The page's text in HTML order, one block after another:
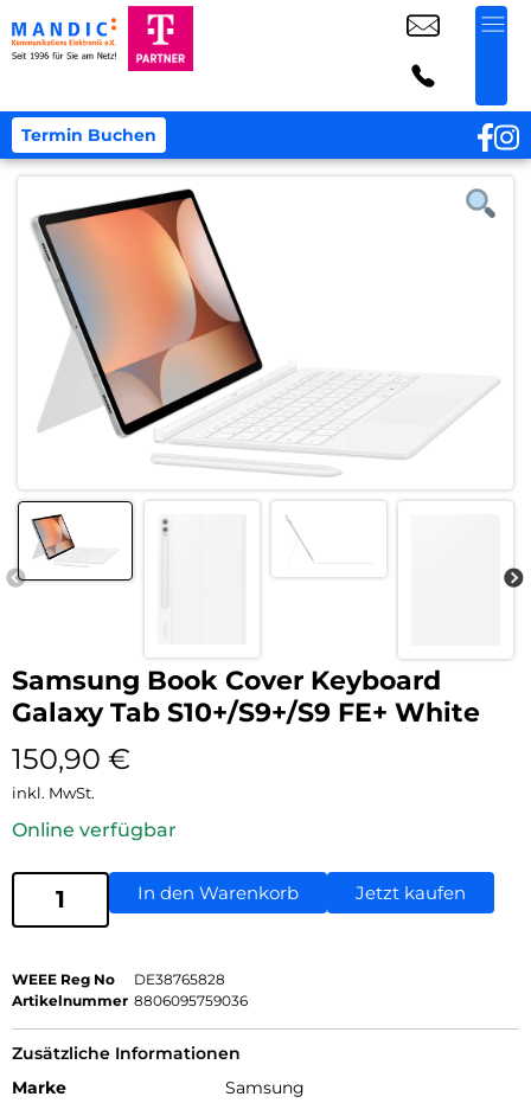
Termin Buchen
Samsung Book Cover Keyboard
Galaxy Tab S10+/S9+/S9 FE+ White
150,90 €
inkl. MwSt.
Online verfügbar
In den Warenkorb Jetzt kaufen
WEEE Reg No
DE38765828
Artikelnummer 8806095759036
Zusätzliche Informationen
Marke
Samsung